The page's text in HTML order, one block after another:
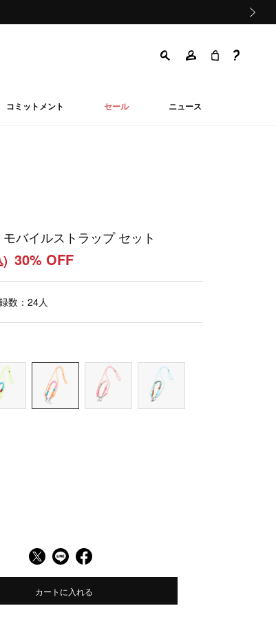
コミットメント セール ニュース
バイルストラップ セット
30% OFF
数：24人
カートに入れる